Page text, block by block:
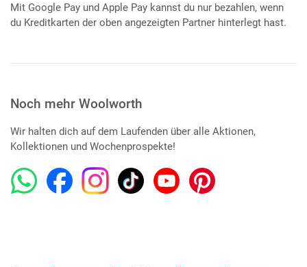
Mit Google Pay und Apple Pay kannst du nur bezahlen, wenn
du Kreditkarten der oben angezeigten Partner hinterlegt hast.
Noch mehr Woolworth
Wir halten dich auf dem Laufenden über alle Aktionen,
Kollektionen und Wochenprospekte!